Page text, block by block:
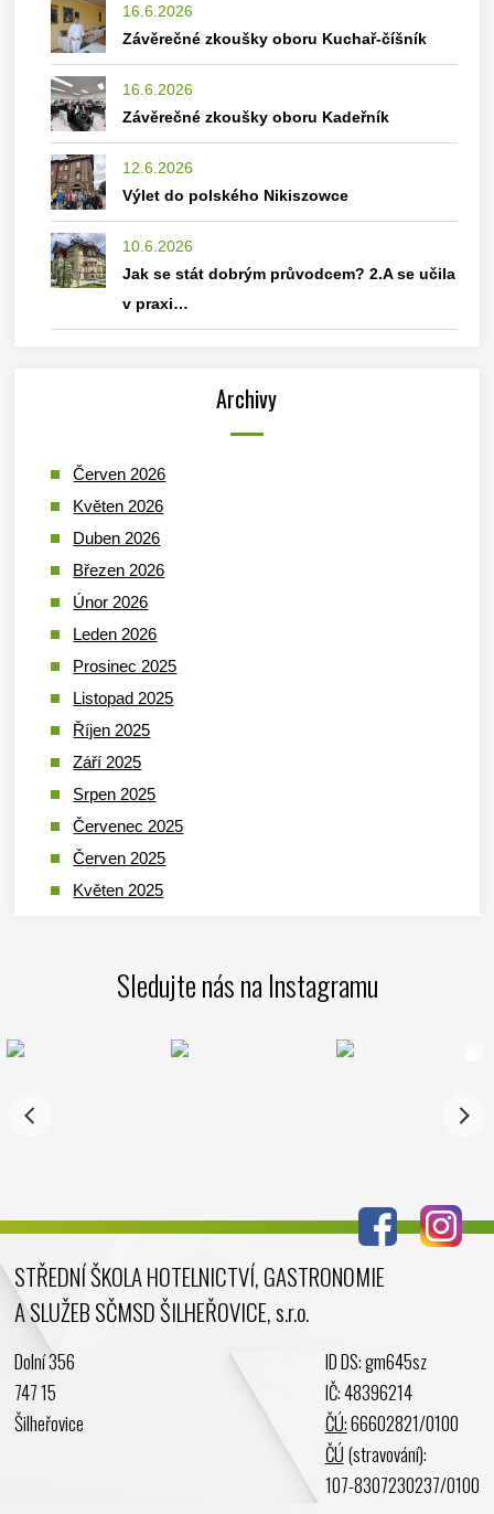
16.6.2026
Závěrečné zkoušky oboru Kuchař-číšník
16.6.2026
Závěrečné zkoušky oboru Kadeřník
12.6.2026
Výlet do polského Nikiszowce
10.6.2026
Jak se stát dobrým průvodcem? 2.A se učila
v praxi…
Archivy
Červen 2026
Květen 2026
Duben 2026
Březen 2026
Únor 2026
Leden 2026
Prosinec 2025
Listopad 2025
Říjen 2025
Září 2025
Srpen 2025
Červenec 2025
Červen 2025
Květen 2025
Leden 2025
Listopad 2024
Duben 2024
Březen 2024
Leden 2024
Listopad 2023
Sledujte nás na Instagramu
STŘEDNÍ ŠKOLA HOTELNICTVÍ, GASTRONOMIE
A SLUŽEB SČMSD ŠILHEŘOVICE, s.r.o.
Dolní 356
747 15
Šilheřovice
ID DS: gm645sz
IČ: 48396214
ČÚ:66602821/0100
ČÚ (stravování):
107-8307230237/0100